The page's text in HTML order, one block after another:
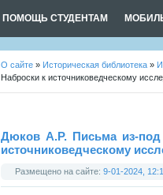
ПОМОЩЬ СТУДЕНТАМ
О сайте » Историческая библиотека »
Наброски к источниковедческому
Дюков А.Р. Письма из-под
источниковедческому
Размещено на сайте: 9-01-2024,